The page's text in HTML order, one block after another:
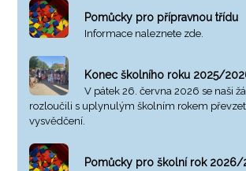
Pomůcky pro přípravnou třídu
Informace naleznete zde.
Konec školního roku 2025/
V pátek 26. června 2026 se naši
rozloučili s uplynulým školním rokem
vysvědčení.
Pomůcky pro školní rok 2026/